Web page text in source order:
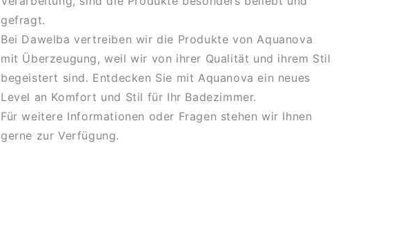
gefragt.
Bei Dawelba vertreiben wir die Produkte von Aquanova
mit Überzeugung, weil wir von ihrer Qualität und ihrem Stil
begeistert sind. Entdecken Sie mit Aquanova ein neues
Level an Komfort und Stil für Ihr Badezimmer.
Für weitere Informationen oder Fragen stehen wir Ihnen
gerne zur Verfügung.